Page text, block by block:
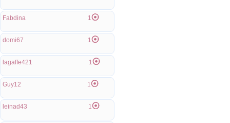
Fabdina 1
domi67 1
lagaffe421 1
Guy12 1
leinad43 1